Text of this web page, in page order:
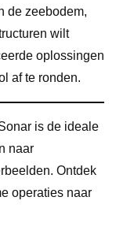
de zeebodem,
wilt
oplossingen
af te ronden.
is de ideale
naar
Ontdek
operaties naar